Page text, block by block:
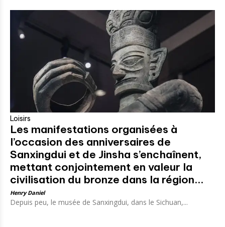
Loisirs
Les manifestations organisées à
l’occasion des anniversaires de
Sanxingdui et de Jinsha s’enchaînent,
mettant conjointement en valeur la
civilisation du bronze dans la région...
Henry Daniel
Depuis peu, le musée de Sanxingdui, dans le Sichuan,...